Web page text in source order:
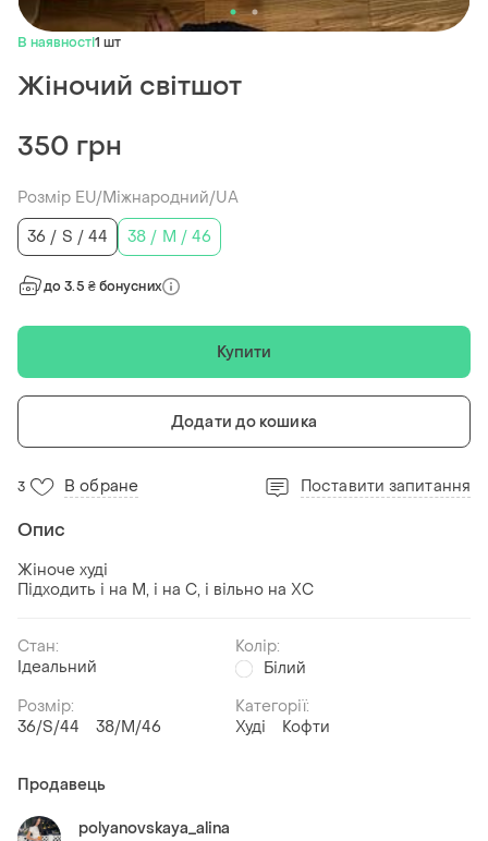
В наявності1 шт
Жіночий світшот
350 грн
Розмір EU/Міжнародний/UA
36 / S / 44
38 / M / 46
до 3.5 ₴ бонусних
Купити
Додати до кошика
3 В обране Поставити запитання
Опис
Жіноче худі
Підходить і на М, і на С, і вільно на ХС
Стан:
Ідеальний
Колір:
Білий
Розмір:
36/S/44
38/M/46
Категорії:
Худі
Кофти
Продавець
polyanovskaya_alina